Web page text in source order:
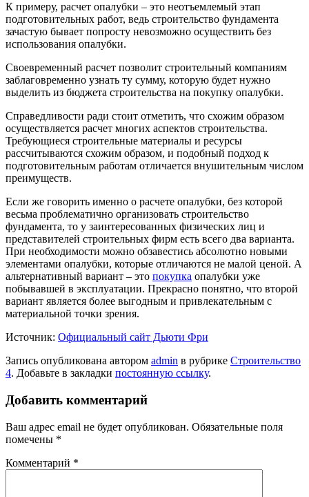
К примеру, расчет опалубки – это неотъемлемый этап
подготовительных работ, ведь строительство фундамента
зачастую бывает попросту невозможно осуществить без
использования опалубки.
Своевременный расчет позволит строительный компаниям
заблаговременно узнать ту сумму, которую будет нужно
выделить из бюджета строительства на покупку опалубки.
Справедливости ради стоит отметить, что схожим образом
осуществляется расчет многих аспектов строительства.
Требующиеся строительные материалы и ресурсы
рассчитываются схожим образом, и подобный подход к
подготовительным работам отличается внушительным числом
преимуществ.
Если же говорить именно о расчете опалубки, без которой
весьма проблематично организовать строительство
фундамента, то у заинтересованных физических лиц и
представителей строительных фирм есть всего два варианта.
При необходимости можно обзавестись абсолютно новыми
элементами опалубки, которые отличаются не малой ценой. А
альтернативный вариант – это покупка опалубки уже
побывавшей в эксплуатации. Прекрасно понятно, что второй
вариант является более выгодным и привлекательным с
материальной точки зрения.
Источник: Официальный сайт Дьюти Фри
Запись опубликована автором admin в рубрике Строительство
4. Добавьте в закладки постоянную ссылку.
Добавить комментарий
Ваш адрес email не будет опубликован. Обязательные поля
помечены *
Комментарий *